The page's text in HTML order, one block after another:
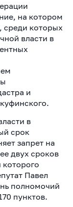
на котором
среди которых
власти в
и
в
срок
запрет на
двух сроков
Павел
полномочий
пунктов.